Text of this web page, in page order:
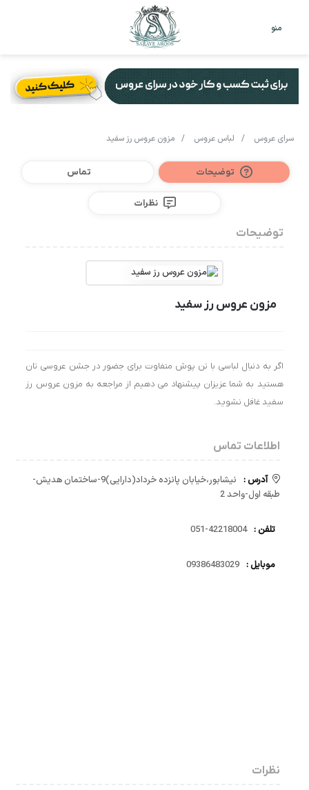
منو
سرای عروس / لباس عروس / مزون عروس رز سفید
توضیحات تماس
نظرات
توضیحات
مزون عروس رز سفید
اگر به دنبال لباسی با تن پوش متفاوت برای جضور در جشن عروسی تان
هستید به شما عزیزان پیشنهاد می دهیم از مراجعه به مزون عروس رز
سفید غافل نشوید.
اطلاعات تماس
آدرس :
نیشابور،خیابان پانزده خرداد(دارایی)9-ساختمان هدیش-
طبقه اول-واحد 2
تلفن : 42218004-051
موبایل : 09386483029
نظرات